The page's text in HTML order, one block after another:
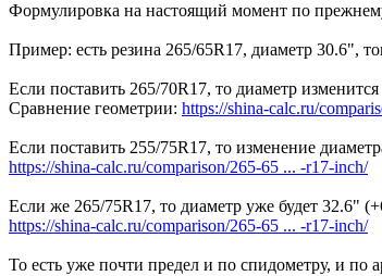
Формулировка на настоящий момент по
Пример: есть резина 265/65R17, диаметр 30.6",
Если поставить 265/70R17, то диаметр
Сравнение геометрии: https://shina-calc.ru/
Если поставить 255/75R17, то изменение
https://shina-calc.ru/comparison/265-65 ... -r17-inch/
Если же 265/75R17, то диаметр уже будет 32.6"
https://shina-calc.ru/comparison/265-65 ... -r17-inch/
То есть уже почти предел и по спидометру, и по